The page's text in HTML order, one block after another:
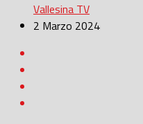
Vallesina TV
2 Marzo 2024